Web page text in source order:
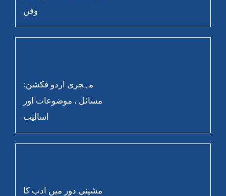
وفن
مہجری اردو فکشن:
مسائل ، موضوعات اور
اسالیب
مشینی دور میں ادب کا